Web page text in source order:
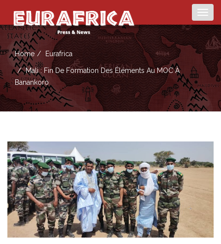
Home Eurafrica
Mali : Fin De Formation Des Éléments Au MOC À
Banankoro